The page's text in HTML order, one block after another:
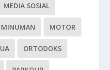
MEDIA SOSIAL
MINUMAN MOTOR
ORTODOKS